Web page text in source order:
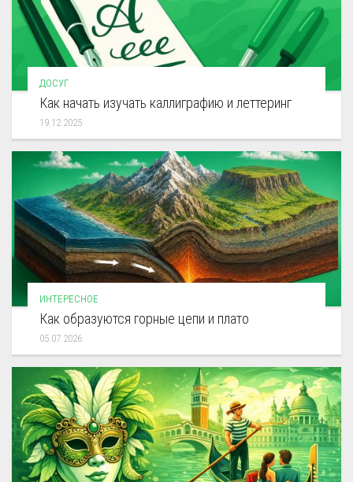
ДОСУГ
Как начать изучать каллиграфию и леттеринг
19.12.2025
ИНТЕРЕСНОЕ
Как образуются горные цепи и плато
05.07.2026